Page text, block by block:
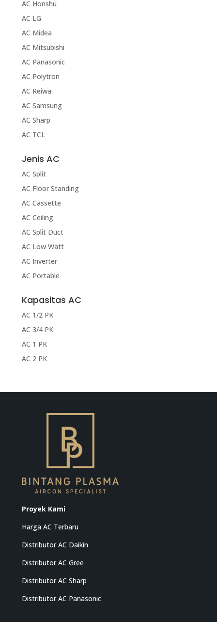
AC Honshu
AC LG
AC Midea
AC Mitsubishi
AC Panasonic
AC Polytron
AC Reiwa
AC Samsung
AC Sharp
AC TCL
Jenis AC
AC Split
AC Floor Standing
AC Cassette
AC Ceiling
AC Split Duct
AC Low Watt
AC Inverter
AC Portable
Kapasitas AC
AC 1/2 PK
AC 3/4 PK
AC 1 PK
AC 2 PK
Proyek Kami
Harga AC Terbaru
Distributor AC Daikin
Distributor AC Gree
Distributor AC Sharp
Distributor AC Panasonic